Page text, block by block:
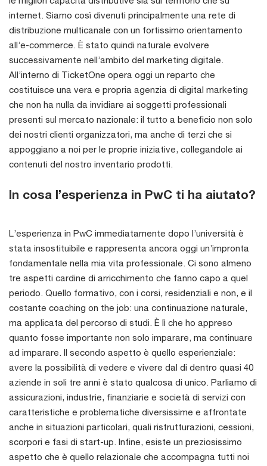
internet. Siamo così divenuti principalmente una rete di
distribuzione multicanale con un fortissimo orientamento
all’e-commerce. È stato quindi naturale evolvere
successivamente nell’ambito del marketing digitale.
All’interno di TicketOne opera oggi un reparto che
costituisce una vera e propria agenzia di digital marketing
che non ha nulla da invidiare ai soggetti professionali
presenti sul mercato nazionale: il tutto a beneficio non solo
dei nostri clienti organizzatori, ma anche di terzi che si
appoggiano a noi per le proprie iniziative, collegandole ai
contenuti del nostro inventario prodotti.
In cosa l’esperienza in PwC ti ha aiutato?
L’esperienza in PwC immediatamente dopo l’università è
stata insostituibile e rappresenta ancora oggi un’impronta
fondamentale nella mia vita professionale. Ci sono almeno
tre aspetti cardine di arricchimento che fanno capo a quel
periodo. Quello formativo, con i corsi, residenziali e non, e il
costante coaching on the job: una continuazione naturale,
ma applicata del percorso di studi. È lì che ho appreso
quanto fosse importante non solo imparare, ma continuare
ad imparare. Il secondo aspetto è quello esperienziale:
avere la possibilità di vedere e vivere dal di dentro quasi 40
aziende in soli tre anni è stato qualcosa di unico. Parliamo di
assicurazioni, industrie, finanziarie e società di servizi con
caratteristiche e problematiche diversissime e affrontate
anche in situazioni particolari, quali ristrutturazioni, cessioni,
scorpori e fasi di start-up. Infine, esiste un preziosissimo
aspetto che è quello relazionale che accompagna tutti noi